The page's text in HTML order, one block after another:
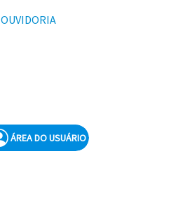
OUVIDORIA
ÁREA DO USUÁRIO